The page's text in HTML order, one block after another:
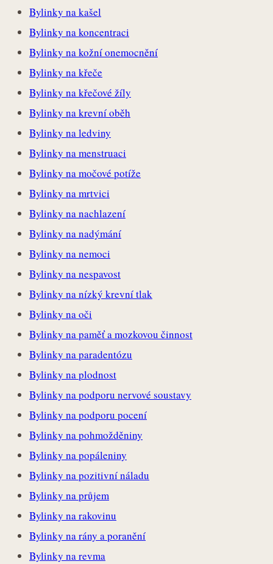
Bylinky na kašel
Bylinky na koncentraci
Bylinky na kožní onemocnění
Bylinky na křeče
Bylinky na křečové žíly
Bylinky na krevní oběh
Bylinky na ledviny
Bylinky na menstruaci
Bylinky na močové potíže
Bylinky na mrtvici
Bylinky na nachlazení
Bylinky na nadýmání
Bylinky na nemoci
Bylinky na nespavost
Bylinky na nízký krevní tlak
Bylinky na oči
Bylinky na paměť a mozkovou činnost
Bylinky na paradentózu
Bylinky na plodnost
Bylinky na podporu nervové soustavy
Bylinky na podporu pocení
Bylinky na pohmožděniny
Bylinky na popáleniny
Bylinky na pozitivní náladu
Bylinky na průjem
Bylinky na rakovinu
Bylinky na rány a poranění
Bylinky na revma